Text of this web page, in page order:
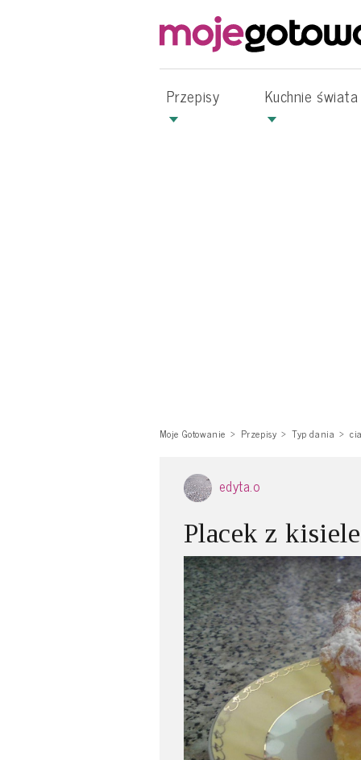
Przepisy Kuchnie świata
Moje Gotowanie Przepisy Typ dania
edyta.o
Placek z